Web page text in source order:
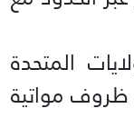
المتحدة
مواتية